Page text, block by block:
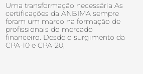
Uma transformação necessária As
certificações da ANBIMA sempre
foram um marco na formação de
profissionais do mercado
financeiro. Desde o surgimento da
CPA-10 e CPA-20,